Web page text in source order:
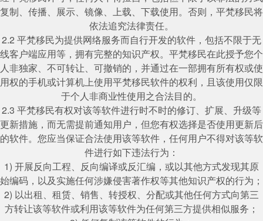
复制、传播、展示、镜像、上载、下载使用。否则，平梵移民将
依法追究法律责任。
2.2 平梵移民为提供网络服务而自行开发的软件，包括不限于无
线客户端应用等，拥有完整的知识产权。平梵移民在此授予您个
人非独家、不可转让、可撤销的，并通过在一部拥有所有权或使
用权的手机或计算机上使用平梵移民软件的权利，且该使用仅限
于个人非商业性使用之合法目的。
2.3 平梵移民有权对该等软件进行时不时的修订、扩展、升级等
更新措施，而无需提前通知用户，但您有权选择是否使用更新后
的软件。您应当保证合法使用该等软件，任何用户不得对该等软
件进行如下违法行为：
1) 开展反向工程、反向编译或反汇编，或以其他方式发现其原
始编码，以及实施任何涉嫌侵害著作权等其他知识产权的行为；
2) 以出租、租赁、销售、转授权、分配或其他任何方式向第三
方转让该等软件或利用该等软件为任何第三方提供相似服务；